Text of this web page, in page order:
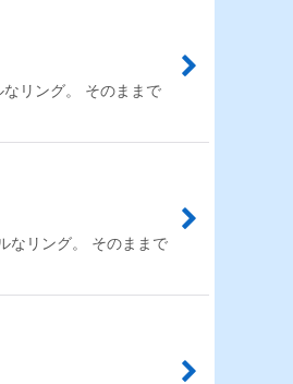
リング。 そのままで
なリング。 そのままで